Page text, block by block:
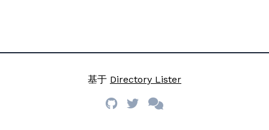
基于 Directory Lister